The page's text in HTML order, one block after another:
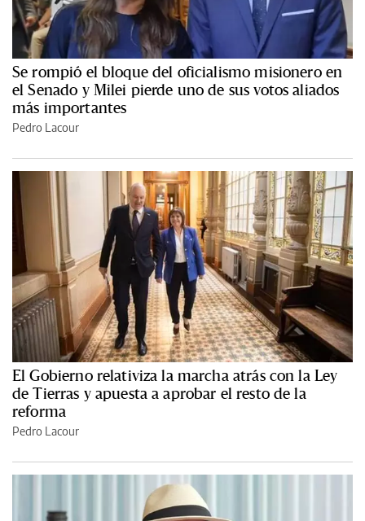
Se rompió el bloque del oficialismo misionero en
el Senado y Milei pierde uno de sus votos aliados
más importantes
Pedro Lacour
El Gobierno relativiza la marcha atrás con la Ley
de Tierras y apuesta a aprobar el resto de la
reforma
Pedro Lacour